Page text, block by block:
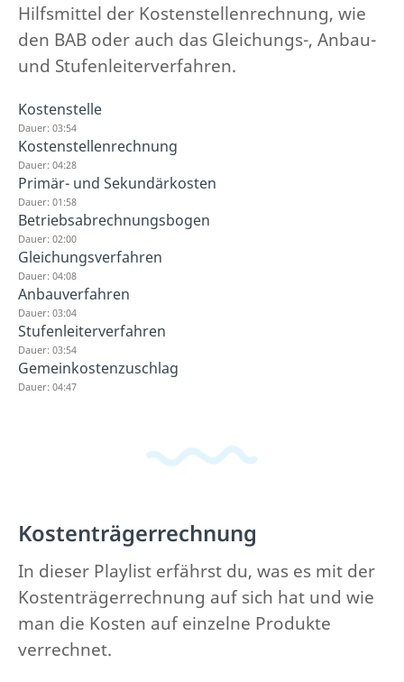
Hilfsmittel der Kostenstellenrechnung, wie
den BAB oder auch das Gleichungs-, Anbau-
und Stufenleiterverfahren.
Kostenstelle
Dauer: 03:54
Kostenstellenrechnung
Dauer: 04:28
Primär- und Sekundärkosten
Dauer: 01:58
Betriebsabrechnungsbogen
Dauer: 02:00
Gleichungsverfahren
Dauer: 04:08
Anbauverfahren
Dauer: 03:04
Stufenleiterverfahren
Dauer: 03:54
Gemeinkostenzuschlag
Dauer: 04:47
Kostenträgerrechnung
In dieser Playlist erfährst du, was es mit der
Kostenträgerrechnung auf sich hat und wie
man die Kosten auf einzelne Produkte
verrechnet.